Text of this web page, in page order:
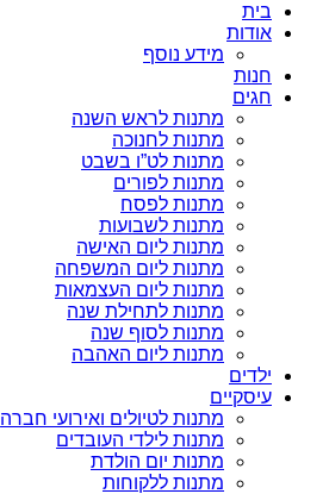
בית
אודות
מידע נוסף
חנות
חגים
מתנות לראש השנה
מתנות לחנוכה
מתנות לט”ו בשבט
מתנות לפורים
מתנות לפסח
מתנות לשבועות
מתנות ליום האישה
מתנות ליום המשפחה
מתנות ליום העצמאות
מתנות לתחילת שנה
מתנות לסוף שנה
מתנות ליום האהבה
ילדים
עיסקיים
מתנות לטיולים ואירועי חברה
מתנות לילדי העובדים
מתנות יום הולדת
מתנות ללקוחות